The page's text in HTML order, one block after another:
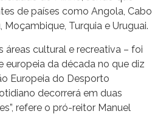
de países como Angola, Cabo
Moçambique, Turquia e Uruguai.
áreas cultural e recreativa – foi
da década no que diz
Europeia do Desporto
decorrerá em duas
refere o pró-reitor Manuel